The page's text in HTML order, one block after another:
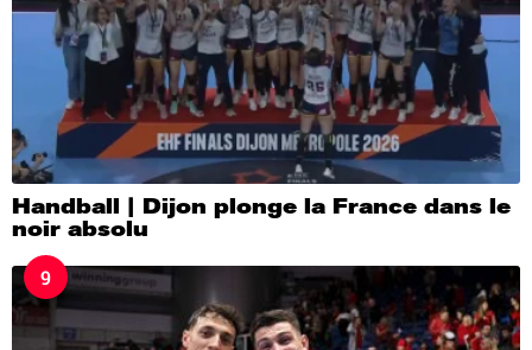
Handball | Dijon plonge la France dans le
noir absolu
9